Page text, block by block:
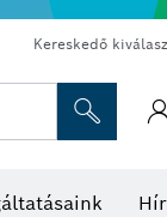
Kereskedő